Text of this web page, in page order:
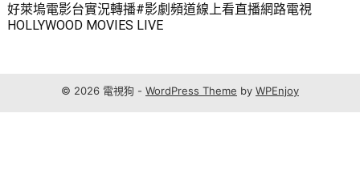
好萊塢電影台實況轉播#影劇頻道線上看直播網路電視
HOLLYWOOD MOVIES LIVE
© 2026 電視狗 - WordPress Theme by WPEnjoy